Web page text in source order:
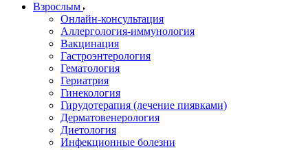
Взрослым
Онлайн-консультация
Аллергология-иммунология
Вакцинация
Гастроэнтерология
Гематология
Гериатрия
Гинекология
Гирудотерапия (лечение пиявками)
Дерматовенерология
Диетология
Инфекционные болезни